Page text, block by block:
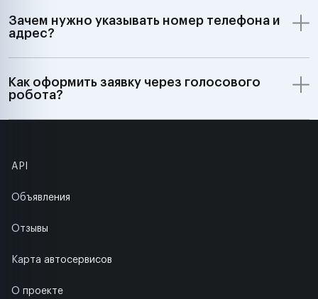
Зачем нужно указывать номер телефона и
адрес?
Как оформить заявку через голосового
робота?
API
Объявления
Отзывы
Карта автосервисов
О проекте